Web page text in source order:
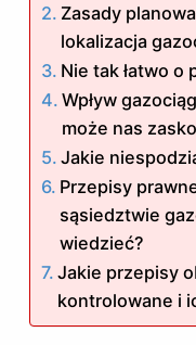
Zasady
lokalizacja
Nie tak łatwo o
Wpływ
może nas
Jakie
Przepisy
sąsiedztwie
wiedzieć?
Jakie przepisy
kontrolowane i